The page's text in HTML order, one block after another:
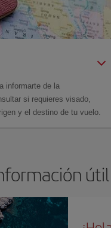
informarte de la
si requieres visado,
y el destino de tu vuelo.